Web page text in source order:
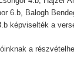
6.b, Balogh
képviselték a
a